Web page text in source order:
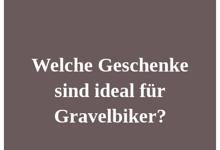
Welche Geschenke
sind ideal für
Gravelbiker?